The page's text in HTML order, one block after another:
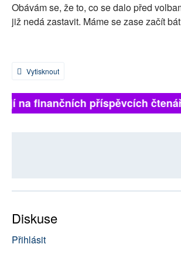
Obávám se, že to, co se dalo před
již nedá zastavit. Máme se zase začít
Vytisknout
finančních příspěvcích
Diskuse
Přihlásit